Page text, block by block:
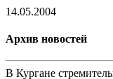
14.05.2004
Архив новостей
В Кургане